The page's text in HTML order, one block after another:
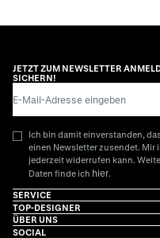
JETZT ZUM NEWSLETTER
SICHERN!
Ich bin damit einverstanden,
einen Newsletter zusendet. Mir
jederzeit widerrufen kann.
Daten finde ich hier.
SERVICE
TOP-DESIGNER
ÜBER UNS
SOCIAL